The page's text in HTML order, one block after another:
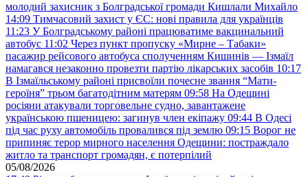
молодий захисник з Болградської громади Кишлали Михайло
14:09 Тимчасовий захист у ЄС: нові правила для українців
11:23 У Болградському районі працюватиме вакцинальний
автобус 11:02 Через пункт пропуску «Мирне – Табаки»
пасажир рейсового автобуса сполученням Кишинів — Ізмаїл
намагався незаконно провезти партію лікарських засобів 10:17
В Ізмаїльському районі присвоїли почесне звання “Мати-
героїня” трьом багатодітним матерям 09:58 На Одещині
росіяни атакували торговельне судно, завантажене
українською пшеницею: загинув член екіпажу 09:44 В Одесі
під час руху автомобіль провалився під землю 09:15 Ворог не
припиняє терор мирного населення Одещини: постраждало
житло та транспорт громадян, є потерпілий
05/08/2026